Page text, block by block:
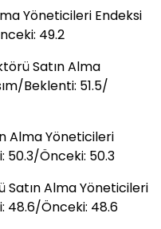
Yöneticileri Endeksi
49.2
Satın Alma
Beklenti: 51.5/
Alma Yöneticileri
50.3/Önceki: 50.3
Alma Yöneticileri
48.6/Önceki: 48.6